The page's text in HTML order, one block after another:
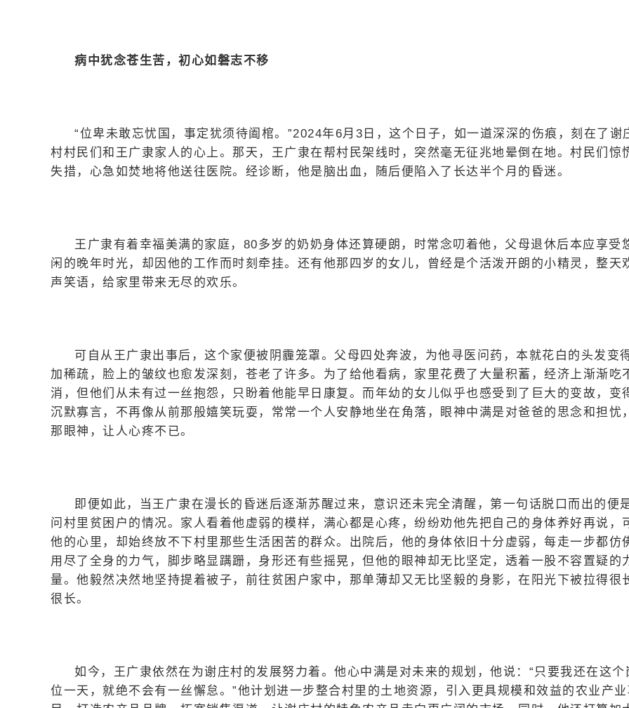
病中犹念苍生苦，初心如磐志不移
“位卑未敢忘忧国，事定犹须待阖棺。”2024年6月3日，这个日子，如一道深深的伤痕，刻在了谢
村村民们和王广隶家人的心上。那天，王广隶在帮村民架线时，突然毫无征兆地晕倒在地。村民们惊
失措，心急如焚地将他送往医院。经诊断，他是脑出血，随后便陷入了长达半个月的昏迷。
王广隶有着幸福美满的家庭，80多岁的奶奶身体还算硬朗，时常念叨着他，父母退休后本应享受
闲的晚年时光，却因他的工作而时刻牵挂。还有他那四岁的女儿，曾经是个活泼开朗的小精灵，整天
声笑语，给家里带来无尽的欢乐。
可自从王广隶出事后，这个家便被阴霾笼罩。父母四处奔波，为他寻医问药，本就花白的头发变
加稀疏，脸上的皱纹也愈发深刻，苍老了许多。为了给他看病，家里花费了大量积蓄，经济上渐渐吃
消，但他们从未有过一丝抱怨，只盼着他能早日康复。而年幼的女儿似乎也感受到了巨大的变故，变
沉默寡言，不再像从前那般嬉笑玩耍，常常一个人安静地坐在角落，眼神中满是对爸爸的思念和担忧，
那眼神，让人心疼不已。
即便如此，当王广隶在漫长的昏迷后逐渐苏醒过来，意识还未完全清醒，第一句话脱口而出的便
问村里贫困户的情况。家人看着他虚弱的模样，满心都是心疼，纷纷劝他先把自己的身体养好再说，
他的心里，却始终放不下村里那些生活困苦的群众。出院后，他的身体依旧十分虚弱，每走一步都仿
用尽了全身的力气，脚步略显蹒跚，身形还有些摇晃，但他的眼神却无比坚定，透着一股不容置疑的
量。他毅然决然地坚持提着被子，前往贫困户家中，那单薄却又无比坚毅的身影，在阳光下被拉得很
很长。
如今，王广隶依然在为谢庄村的发展努力着。他心中满是对未来的规划，他说：“只要我还在这个
位一天，就绝不会有一丝懈怠。”他计划进一步整合村里的土地资源，引入更具规模和效益的农业产业